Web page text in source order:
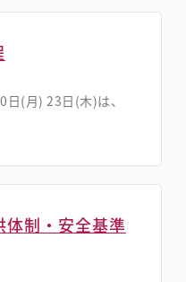
(月) 23日(木)は、
体制・安全基準